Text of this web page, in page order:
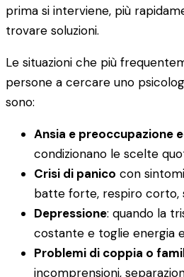
prima si interviene, più
trovare soluzioni.
Le situazioni che più
persone a cercare uno
sono:
Ansia e preoccupazione
condizionano le scelte
Crisi di panico con
batte forte, respiro corto,
Depressione: quando la
costante e toglie energia
Problemi di coppia o
incomprensioni,